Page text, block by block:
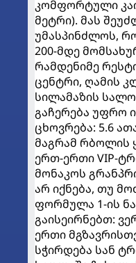
კომფორტული
მეტრი). მას
უმასპინძლოს,
200-მდე
რამდენიმე
ცენტრი, ღამის
სილამაზის
გაჩერება უფრო
ცხოვრება: 5.6
მაგრამ რბოლის
ერთ-ერთი VIP-
მონაკოს
არ იქნება, თუ
ფორმულა 1-ის
გაისეირნებთ:
ერთი
სჭირდება სან